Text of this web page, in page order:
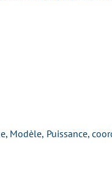
Modèle, Puissance,